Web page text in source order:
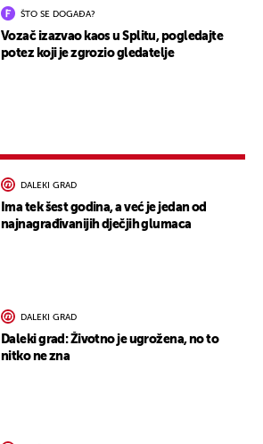
ŠTO SE DOGAĐA?
Vozač izazvao kaos u Splitu, pogledajte
potez koji je zgrozio gledatelje
DALEKI GRAD
Ima tek šest godina, a već je jedan od
najnagrađivanijih dječjih glumaca
DALEKI GRAD
Daleki grad: Životno je ugrožena, no to
nitko ne zna